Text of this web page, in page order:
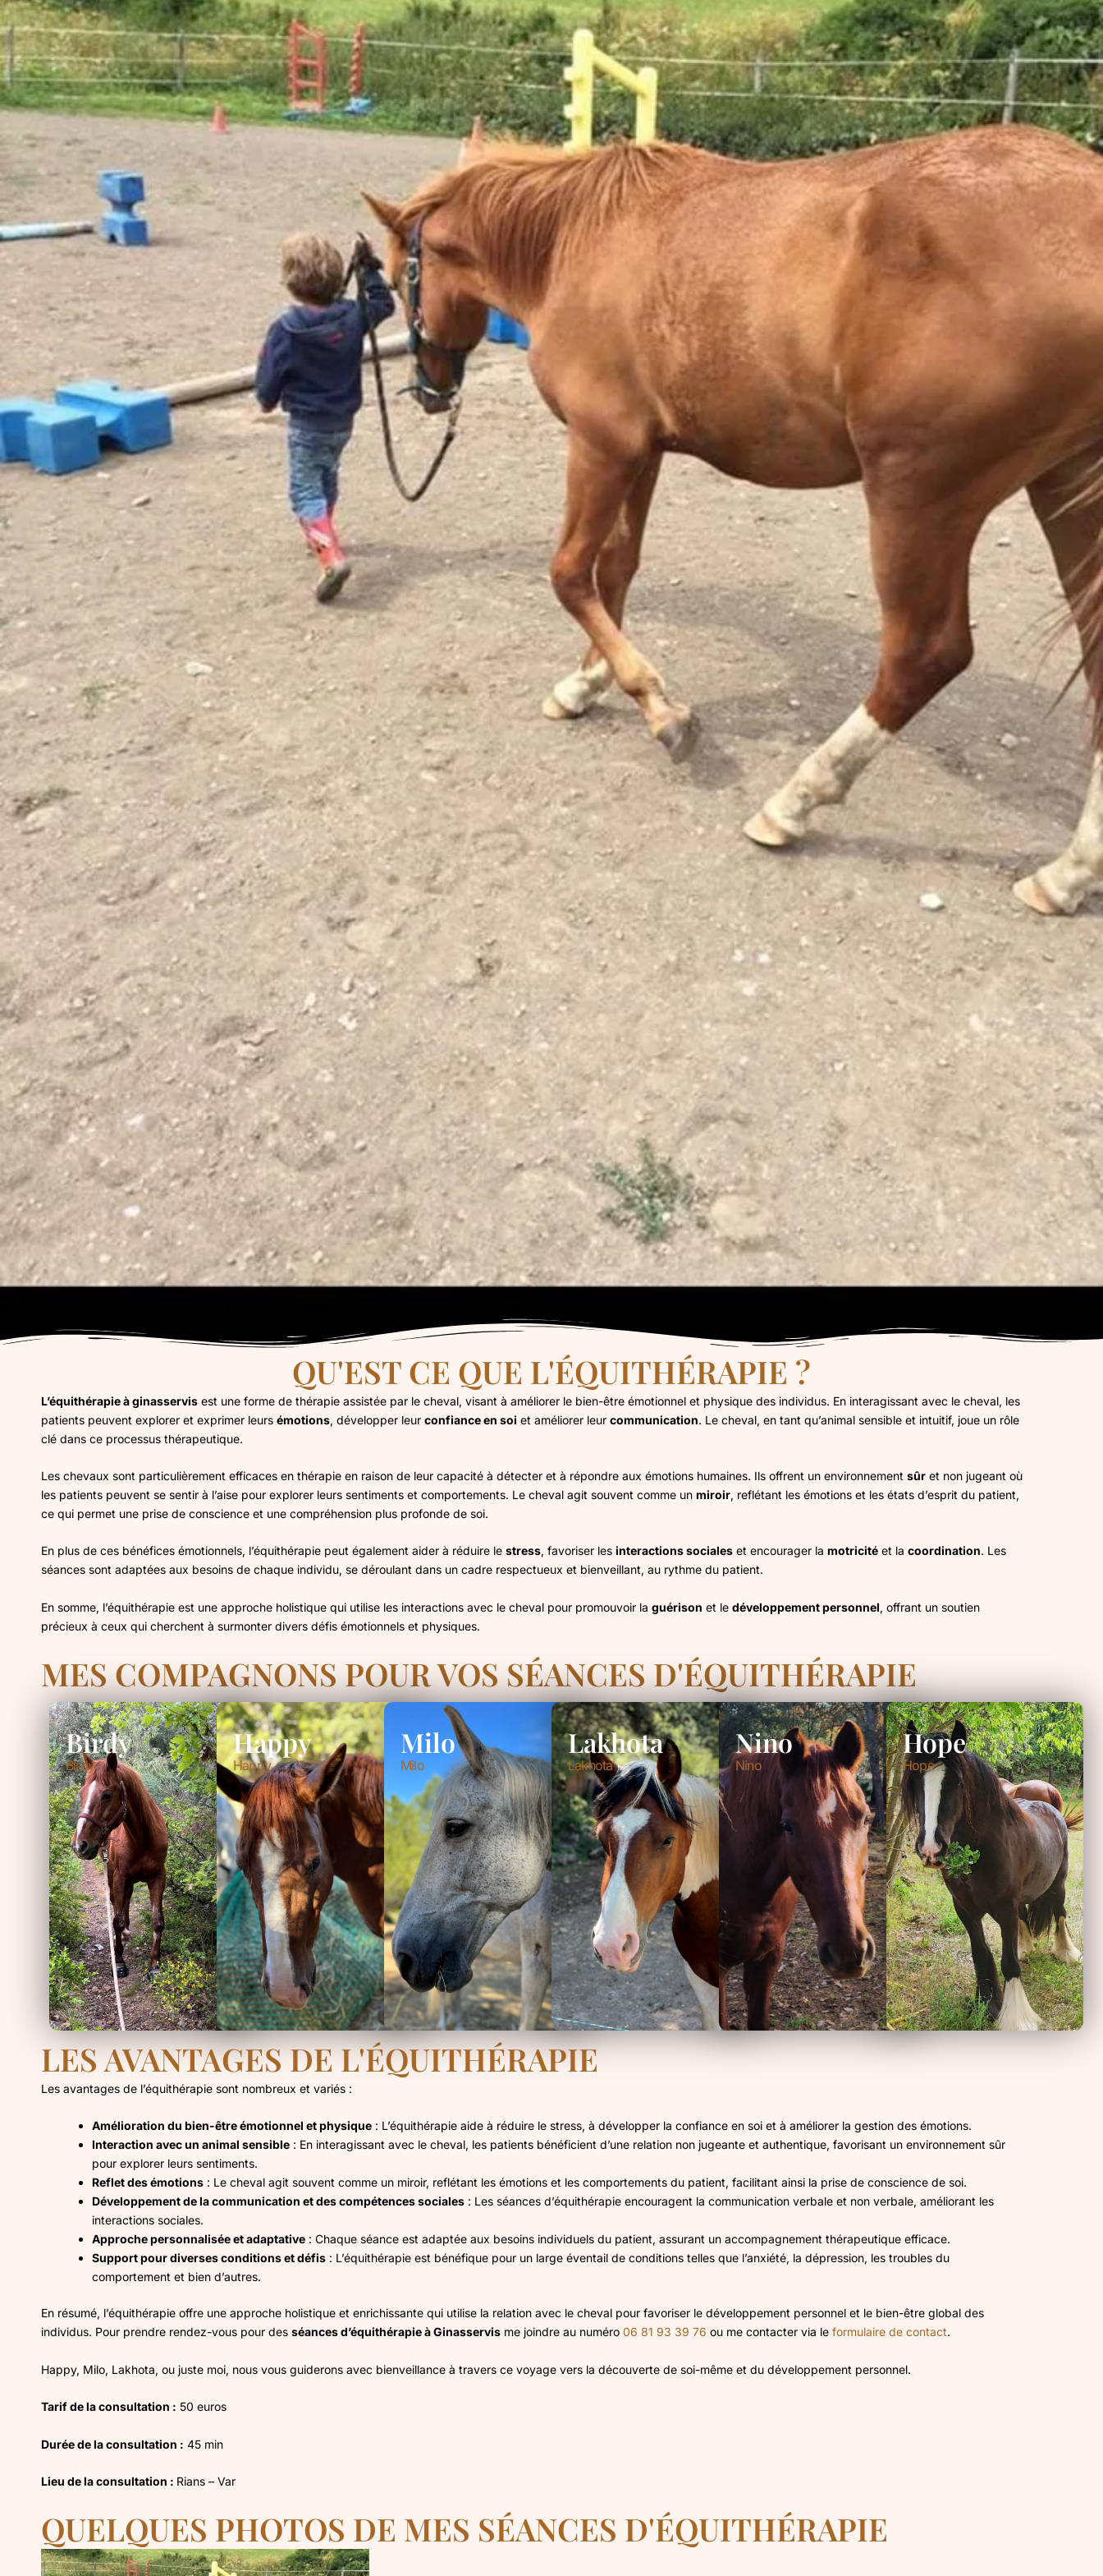
QU'EST CE QUE L'ÉQUITHÉRAPIE ?
L’équithérapie à ginasservis est une forme de thérapie assistée par le cheval, visant à améliorer le bien-être émotionnel et physique des individus. En interagissant avec le cheval, les
patients peuvent explorer et exprimer leurs émotions, développer leur confiance en soi et améliorer leur communication. Le cheval, en tant qu’animal sensible et intuitif, joue un rôle
clé dans ce processus thérapeutique.
Les chevaux sont particulièrement efficaces en thérapie en raison de leur capacité à détecter et à répondre aux émotions humaines. Ils offrent un environnement sûr et non jugeant où
les patients peuvent se sentir à l’aise pour explorer leurs sentiments et comportements. Le cheval agit souvent comme un miroir, reflétant les émotions et les états d’esprit du patient,
ce qui permet une prise de conscience et une compréhension plus profonde de soi.
En plus de ces bénéfices émotionnels, l’équithérapie peut également aider à réduire le stress, favoriser les interactions sociales et encourager la motricité et la coordination. Les
séances sont adaptées aux besoins de chaque individu, se déroulant dans un cadre respectueux et bienveillant, au rythme du patient.
En somme, l’équithérapie est une approche holistique qui utilise les interactions avec le cheval pour promouvoir la guérison et le développement personnel, offrant un soutien
précieux à ceux qui cherchent à surmonter divers défis émotionnels et physiques.
MES COMPAGNONS POUR VOS SÉANCES D'ÉQUITHÉRAPIE
Birdy
Birdy
Happy
Happy
Milo
Milo
Lakhota
Lakhota
Nino
Nino
Hope
Hope
LES AVANTAGES DE L'ÉQUITHÉRAPIE
Les avantages de l’équithérapie sont nombreux et variés :
Amélioration du bien-être émotionnel et physique : L’équithérapie aide à réduire le stress, à développer la confiance en soi et à améliorer la gestion des émotions.
Interaction avec un animal sensible : En interagissant avec le cheval, les patients bénéficient d’une relation non jugeante et authentique, favorisant un environnement sûr
pour explorer leurs sentiments.
Reflet des émotions : Le cheval agit souvent comme un miroir, reflétant les émotions et les comportements du patient, facilitant ainsi la prise de conscience de soi.
Développement de la communication et des compétences sociales : Les séances d’équithérapie encouragent la communication verbale et non verbale, améliorant les
interactions sociales.
Approche personnalisée et adaptative : Chaque séance est adaptée aux besoins individuels du patient, assurant un accompagnement thérapeutique efficace.
Support pour diverses conditions et défis : L’équithérapie est bénéfique pour un large éventail de conditions telles que l’anxiété, la dépression, les troubles du
comportement et bien d’autres.
En résumé, l’équithérapie offre une approche holistique et enrichissante qui utilise la relation avec le cheval pour favoriser le développement personnel et le bien-être global des
individus. Pour prendre rendez-vous pour des séances d’équithérapie à Ginasservis me joindre au numéro 06 81 93 39 76 ou me contacter via le formulaire de contact.
Happy, Milo, Lakhota, ou juste moi, nous vous guiderons avec bienveillance à travers ce voyage vers la découverte de soi-même et du développement personnel.
Tarif de la consultation : 50 euros
Durée de la consultation : 45 min
Lieu de la consultation : Rians – Var
QUELQUES PHOTOS DE MES SÉANCES D'ÉQUITHÉRAPIE